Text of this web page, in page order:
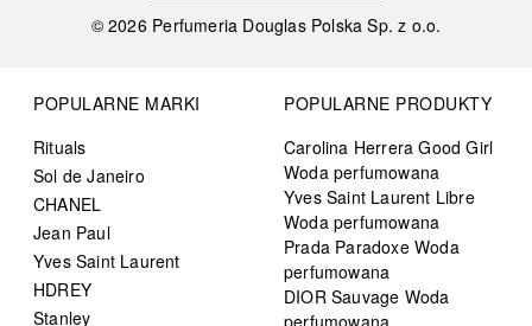
©2026 Perfumeria Douglas Polska Sp. z o.o.
POPULARNE MARKI
Rituals
Sol de Janeiro
CHANEL
Jean Paul
Yves Saint Laurent
HDREY
Stanley
POPULARNE PRODUKTY
Carolina Herrera Good Girl
Woda perfumowana
Yves Saint Laurent Libre
Woda perfumowana
Prada Paradoxe Woda
perfumowana
DIOR Sauvage Woda
perfumowana